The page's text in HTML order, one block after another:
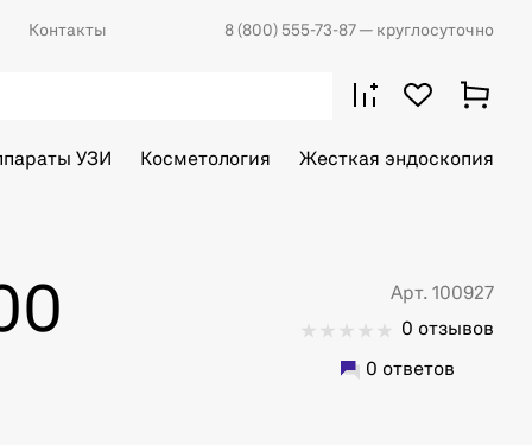
Контакты 8 (800) 555-73-87 — круглосуточно
УЗИ Косметология Жесткая эндоскопия
Арт. 100927
0 отзывов
0 ответов